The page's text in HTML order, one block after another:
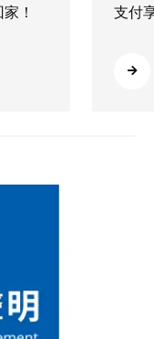
！
支付